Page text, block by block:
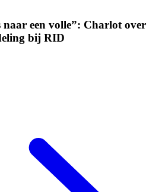
naar een volle”: Charlot over
bij RID